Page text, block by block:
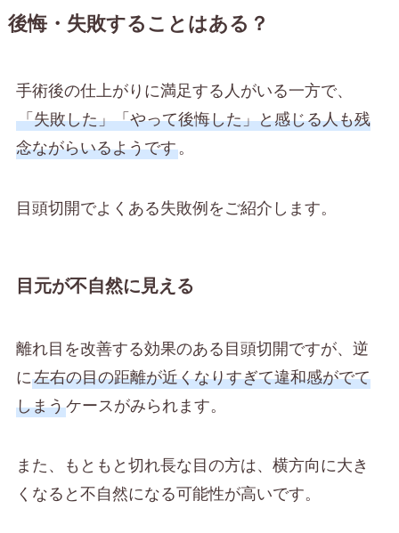
後悔・失敗することはある？
手術後の仕上がりに満足する人がいる一方で、
「失敗した」「やって後悔した」と感じる人も残
念ながらいるようです。
目頭切開でよくある失敗例をご紹介します。
目元が不自然に見える
離れ目を改善する効果のある目頭切開ですが、逆
に左右の目の距離が近くなりすぎて違和感がでて
しまうケースがみられます。
また、もともと切れ長な目の方は、横方向に大き
くなると不自然になる可能性が高いです。